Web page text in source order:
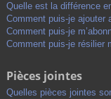
Quelle est la différence
Comment puis-je ajouter
Comment puis-je
Comment puis-je résilier
Pièces jointes
Quelles pièces jointes